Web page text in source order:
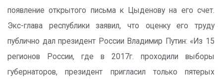
появление открытого письма к Цыденову на его счет.
Экс-глава республики заявил, что оценку его труду
публично дал президент России Владимир Путин: «Из 15
регионов России, где в 2017г. проходили выборы
губернаторов, президент пригласил только пятерых